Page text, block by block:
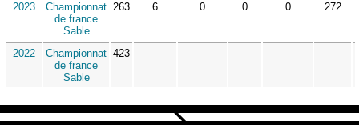
2023
Championnat
de france
Sable
263 6 0 0 0 272
2022
Championnat
de france
Sable
423